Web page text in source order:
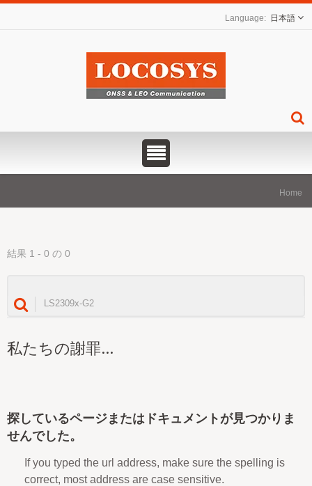
日本語
Home
結果 1 - 0 の 0
私たちの謝罪...
探しているページまたはドキュメントが見つかりま
せんでした。
If you typed the url address, make sure the spelling is
correct, most address are case sensitive.